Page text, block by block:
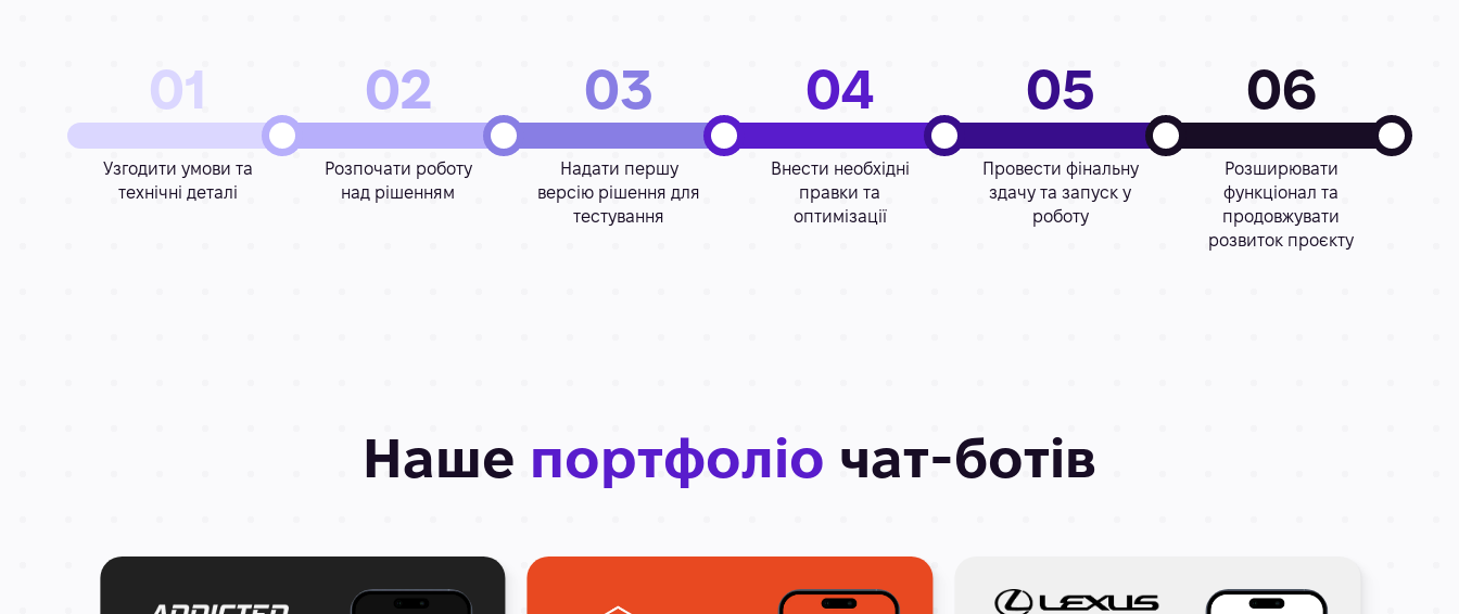
01 02 03 04 05 06
Узгодити умови та
технічні деталі
Розпочати роботу
над рішенням
Надати першу
версію рішення для
тестування
Внести необхідні
правки та
оптимізації
Провести фінальну
здачу та запуск у
роботу
Розширювати
функціонал та
продовжувати
розвиток проєкту
Наше портфоліо чат-ботів